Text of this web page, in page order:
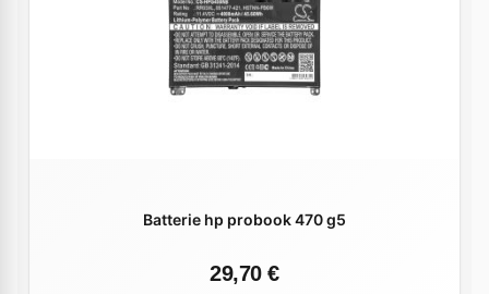
Batterie hp probook 470 g5
29,70 €